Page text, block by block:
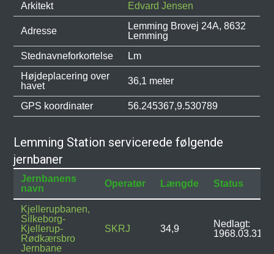
Arkitekt
Edvard Jensen
Adresse
Lemming Brovej 24A, 8632
Lemming
Stednavneforkortelse
Lm
Højdeplacering over
havet
36,1 meter
GPS koordinater 56.245367,9.530789
Lemming Station servicerede følgende
jernbaner
Jernbanens
navn
Operatør Længde Status
Kjellerupbanen,
Silkeborg-
Kjellerup-
Rødkærsbro
Jernbane
SKRJ 34,9
Nedlagt:
1968.03.31